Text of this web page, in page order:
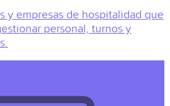
y empresas de hospitalidad que
personal, turnos y